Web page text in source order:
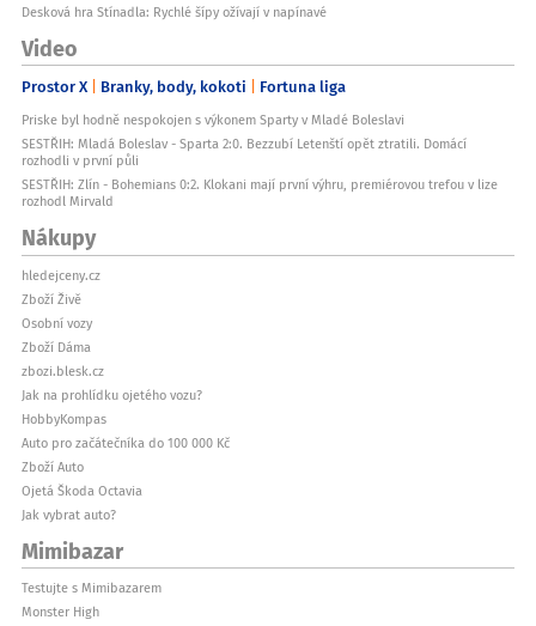
Desková hra Stínadla: Rychlé šípy ožívají v napínavé
Video
Prostor X Branky, body, kokoti Fortuna liga
Priske byl hodně nespokojen s výkonem Sparty v Mladé Boleslavi
SESTŘIH: Mladá Boleslav - Sparta 2:0. Bezzubí Letenští opět ztratili. Domácí
rozhodli v první půli
SESTŘIH: Zlín - Bohemians 0:2. Klokani mají první výhru, premiérovou trefou v lize
rozhodl Mirvald
Nákupy
hledejceny.cz
Zboží Živě
Osobní vozy
Zboží Dáma
zbozi.blesk.cz
Jak na prohlídku ojetého vozu?
HobbyKompas
Auto pro začátečníka do 100 000 Kč
Zboží Auto
Ojetá Škoda Octavia
Jak vybrat auto?
Mimibazar
Testujte s Mimibazarem
Monster High